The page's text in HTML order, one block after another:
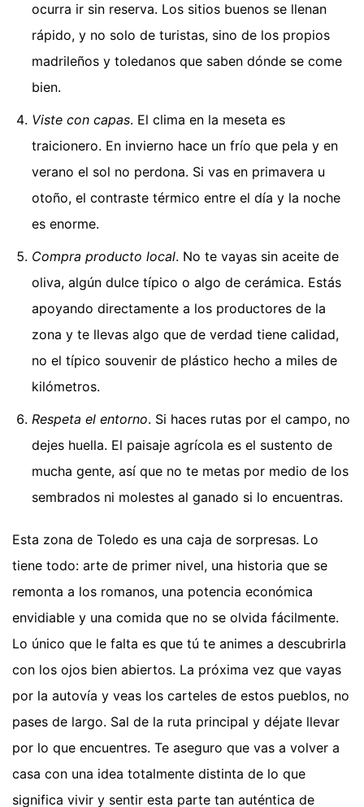
ocurra ir sin reserva. Los sitios buenos se llenan
rápido, y no solo de turistas, sino de los propios
madrileños y toledanos que saben dónde se come
bien.
Viste con capas. El clima en la meseta es
traicionero. En invierno hace un frío que pela y en
verano el sol no perdona. Si vas en primavera u
otoño, el contraste térmico entre el día y la noche
es enorme.
Compra producto local. No te vayas sin aceite de
oliva, algún dulce típico o algo de cerámica. Estás
apoyando directamente a los productores de la
zona y te llevas algo que de verdad tiene calidad,
no el típico souvenir de plástico hecho a miles de
kilómetros.
Respeta el entorno. Si haces rutas por el campo, no
dejes huella. El paisaje agrícola es el sustento de
mucha gente, así que no te metas por medio de los
sembrados ni molestes al ganado si lo encuentras.
Esta zona de Toledo es una caja de sorpresas. Lo
tiene todo: arte de primer nivel, una historia que se
remonta a los romanos, una potencia económica
envidiable y una comida que no se olvida fácilmente.
Lo único que le falta es que tú te animes a descubrirla
con los ojos bien abiertos. La próxima vez que vayas
por la autovía y veas los carteles de estos pueblos, no
pases de largo. Sal de la ruta principal y déjate llevar
por lo que encuentres. Te aseguro que vas a volver a
casa con una idea totalmente distinta de lo que
significa vivir y sentir esta parte tan auténtica de